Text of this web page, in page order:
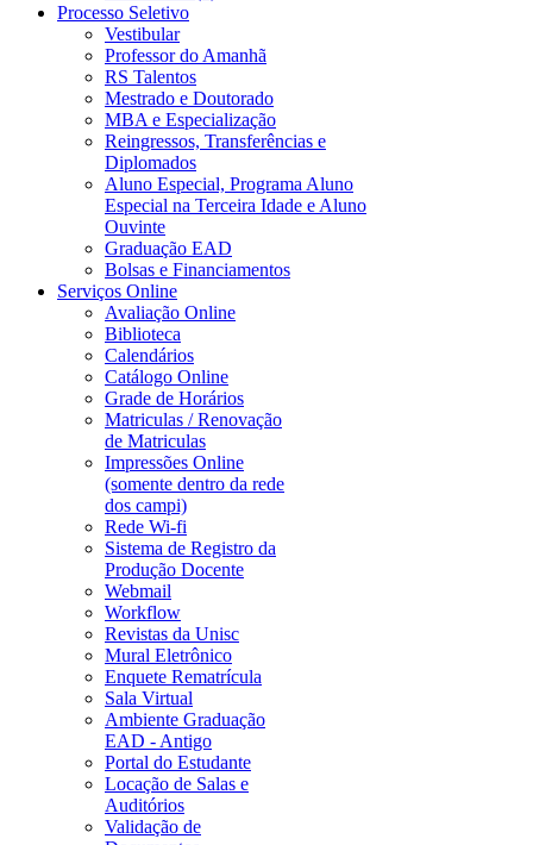
Processo Seletivo
Vestibular
Professor do Amanhã
RS Talentos
Mestrado e Doutorado
MBA e Especialização
Reingressos, Transferências e
Diplomados
Aluno Especial, Programa Aluno
Especial na Terceira Idade e Aluno
Ouvinte
Graduação EAD
Bolsas e Financiamentos
Serviços Online
Avaliação Online
Biblioteca
Calendários
Catálogo Online
Grade de Horários
Matriculas / Renovação
de Matriculas
Impressões Online
(somente dentro da rede
dos campi)
Rede Wi-fi
Sistema de Registro da
Produção Docente
Webmail
Workflow
Revistas da Unisc
Mural Eletrônico
Enquete Rematrícula
Sala Virtual
Ambiente Graduação
EAD - Antigo
Portal do Estudante
Locação de Salas e
Auditórios
Validação de